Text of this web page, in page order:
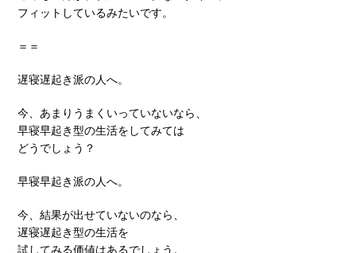
フィットしているみたいです。
＝＝
遅寝遅起き派の人へ。
今、あまりうまくいっていないなら、
早寝早起き型の生活をしてみては
どうでしょう？
早寝早起き派の人へ。
今、結果が出せていないのなら、
遅寝遅起き型の生活を
試してみる価値はあるでしょう。